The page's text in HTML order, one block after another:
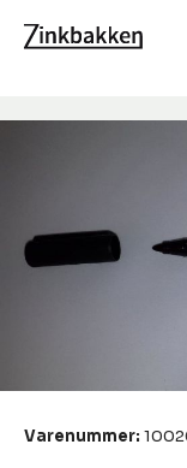
Varenummer: